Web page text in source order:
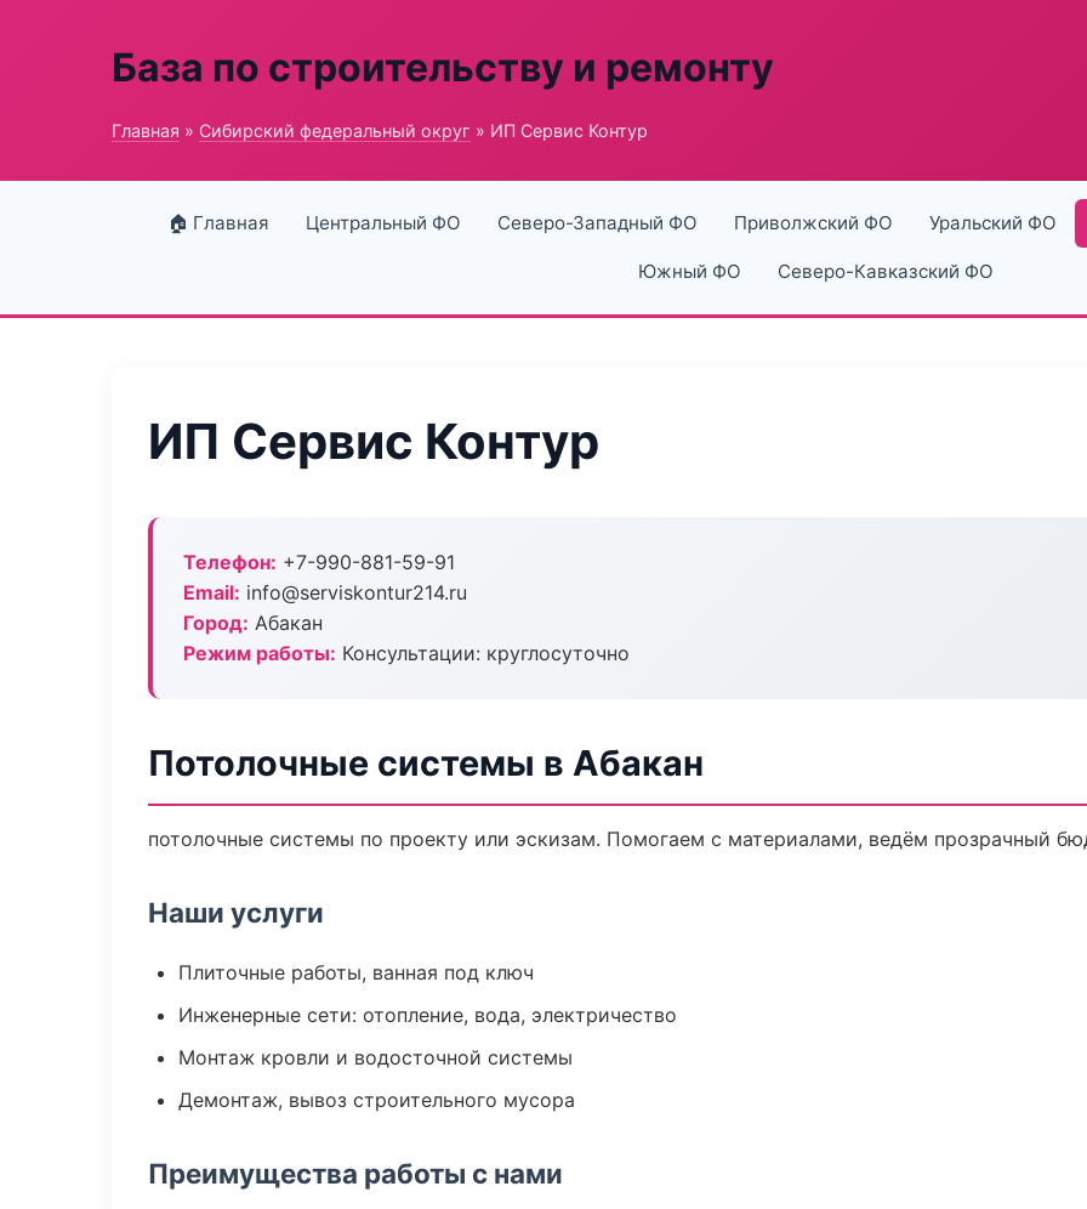
База по строительству и ремонту
Главная » Сибирский федеральный округ » ИП Сервис Контур
🏠 Главная Центральный ФО Северо-Западный ФО Приволжский ФО Уральский ФО
Южный ФО Северо-Кавказский ФО
ИП Сервис Контур
Телефон: +7-990-881-59-91
Email: info@serviskontur214.ru
Город: Абакан
Режим работы: Консультации: круглосуточно
Потолочные системы в Абакан
потолочные системы по проекту или эскизам. Помогаем с материалами, ведём прозрачный
Наши услуги
Плиточные работы, ванная под ключ
Инженерные сети: отопление, вода, электричество
Монтаж кровли и водосточной системы
Демонтаж, вывоз строительного мусора
Преимущества работы с нами